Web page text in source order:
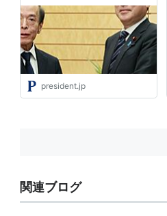
｢YCCの解除｣で日本はぐし
ゃぐしゃになる
president.jp
関連ブログ